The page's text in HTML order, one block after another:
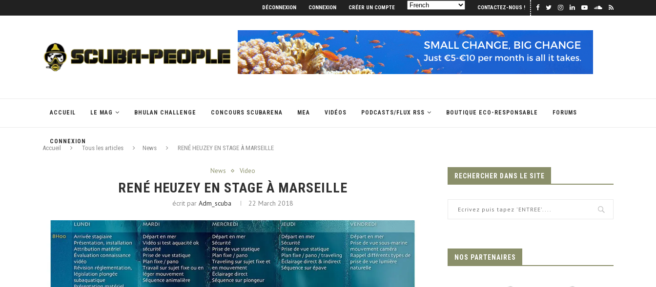
DÉCONNEXION CONNEXION CRÉER UN COMPTE CONTACTEZ-NOUS !
ACCUEIL LE MAG BHULAN CHALLENGE CONCOURS SCUBARENA MEA VIDÉOS PODCASTS/FLUX RSS BOUTIQUE ECO-RESPONSABLE FORUMS
CONNEXION
Accueil Tous les articles News RENÉ HEUZEY EN STAGE À MARSEILLE
News Video
RENÉ HEUZEY EN STAGE À MARSEILLE
écrit par Adm_scuba 22 March 2018
RECHERCHER DANS LE SITE
NOS PARTENAIRES